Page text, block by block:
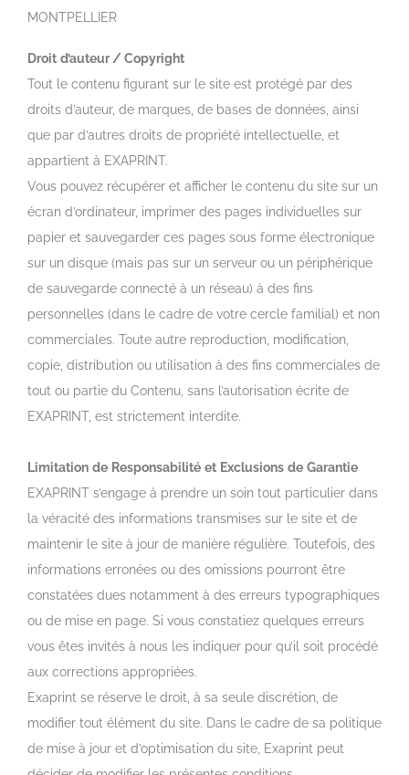
MONTPELLIER
Droit d’auteur/ Copyright
Tout le contenu figurant sur le site est protégé par des
droits d’auteur, de marques, de bases de données, ainsi
que par d’autres droits de propriété intellectuelle, et
appartient à EXAPRINT.
Vous pouvez récupérer et afficher le contenu du site sur un
écran d’ordinateur, imprimer des pages individuelles sur
papier et sauvegarder ces pages sous forme électronique
sur un disque (mais pas sur un serveur ou un périphérique
de sauvegarde connecté à un réseau) à des fins
personnelles (dans le cadre de votre cercle familial) et non
commerciales. Toute autre reproduction, modification,
copie, distribution ou utilisation à des fins commerciales de
tout ou partie du Contenu, sans l’autorisation écrite de
EXAPRINT, est strictement interdite.
Limitation de Responsabilité et Exclusions de Garantie
EXAPRINT s’engage à prendre un soin tout particulier dans
la véracité des informations transmises sur le site et de
maintenir le site à jour de manière régulière. Toutefois, des
informations erronées ou des omissions pourront être
constatées dues notamment à des erreurs typographiques
ou de mise en page. Si vous constatiez quelques erreurs
vous êtes invités à nous les indiquer pour qu’il soit procédé
aux corrections appropriées.
Exaprint se réserve le droit, à sa seule discrétion, de
modifier tout élément du site. Dans le cadre de sa politique
de mise à jour et d’optimisation du site, Exaprint peut